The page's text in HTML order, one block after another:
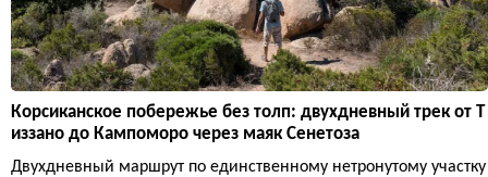
Корсиканское побережье без толп: двухдневный трек от Т
иззано до Кампоморо через маяк Сенетоза
Двухдневный маршрут по единственному нетронутому участку